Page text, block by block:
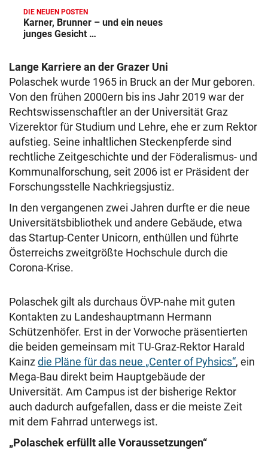
DIE NEUEN POSTEN
Karner, Brunner – und ein neues
junges Gesicht …
Lange Karriere an der Grazer Uni
Polaschek wurde 1965 in Bruck an der Mur geboren.
Von den frühen 2000ern bis ins Jahr 2019 war der
Rechtswissenschaftler an der Universität Graz
Vizerektor für Studium und Lehre, ehe er zum Rektor
aufstieg. Seine inhaltlichen Steckenpferde sind
rechtliche Zeitgeschichte und der Föderalismus- und
Kommunalforschung, seit 2006 ist er Präsident der
Forschungsstelle Nachkriegsjustiz.
In den vergangenen zwei Jahren durfte er die neue
Universitätsbibliothek und andere Gebäude, etwa
das Startup-Center Unicorn, enthüllen und führte
Österreichs zweitgrößte Hochschule durch die
Corona-Krise.
Polaschek gilt als durchaus ÖVP-nahe mit guten
Kontakten zu Landeshauptmann Hermann
Schützenhöfer. Erst in der Vorwoche präsentierten
die beiden gemeinsam mit TU-Graz-Rektor Harald
Kainzdie Pläne für das neue „Center of Pyhsics“, ein
Mega-Bau direkt beim Hauptgebäude der
Universität. Am Campus ist der bisherige Rektor
auch dadurch aufgefallen, dass er die meiste Zeit
mit dem Fahrrad unterwegs ist.
„Polaschek erfüllt alle Voraussetzungen“